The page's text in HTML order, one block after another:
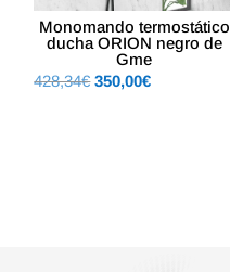
Monomando termostático
ducha ORION negro de
Gme
428,34€ El
350,00€El